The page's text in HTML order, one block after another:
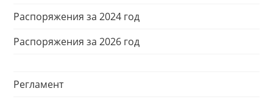
Распоряжения за 2024 год
Распоряжения за 2026 год
Регламент